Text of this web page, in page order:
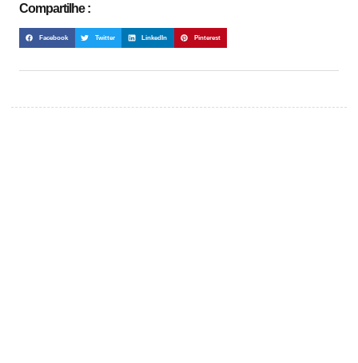
Compartilhe :
Facebook Twitter LinkedIn Pinterest